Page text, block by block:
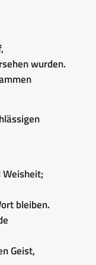
wurden.
Weisheit;
bleiben.
Geist,